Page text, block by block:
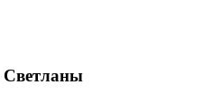
Светланы